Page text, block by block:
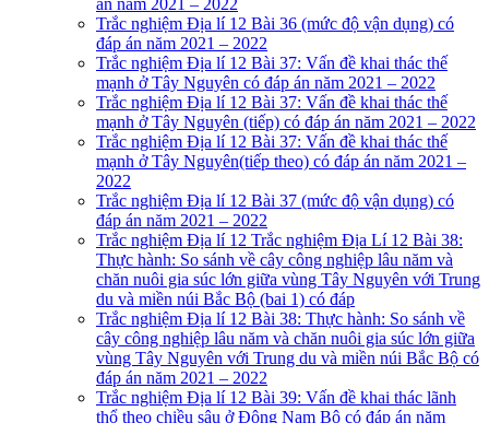
Trắc nghiệm Địa lí 12 Bài 36 (mức độ vận dụng) có
đáp án năm 2021 – 2022
Trắc nghiệm Địa lí 12 Bài 37: Vấn đề khai thác thế
mạnh ở Tây Nguyên có đáp án năm 2021 – 2022
Trắc nghiệm Địa lí 12 Bài 37: Vấn đề khai thác thế
mạnh ở Tây Nguyên (tiếp) có đáp án năm 2021 – 2022
Trắc nghiệm Địa lí 12 Bài 37: Vấn đề khai thác thế
mạnh ở Tây Nguyên(tiếp theo) có đáp án năm 2021 –
2022
Trắc nghiệm Địa lí 12 Bài 37 (mức độ vận dụng) có
đáp án năm 2021 – 2022
Trắc nghiệm Địa lí 12 Trắc nghiệm Địa Lí 12 Bài 38:
Thực hành: So sánh về cây công nghiệp lâu năm và
chăn nuôi gia súc lớn giữa vùng Tây Nguyên với Trung
du và miền núi Bắc Bộ (bai 1) có đáp
Trắc nghiệm Địa lí 12 Bài 38: Thực hành: So sánh về
cây công nghiệp lâu năm và chăn nuôi gia súc lớn giữa
vùng Tây Nguyên với Trung du và miền núi Bắc Bộ có
đáp án năm 2021 – 2022
Trắc nghiệm Địa lí 12 Bài 39: Vấn đề khai thác lãnh
thổ theo chiều sâu ở Đông Nam Bộ có đáp án năm